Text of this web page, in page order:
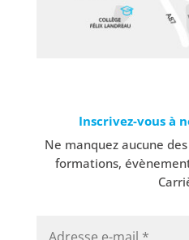
Inscrivez-vous à
Ne manquez aucune
formations,